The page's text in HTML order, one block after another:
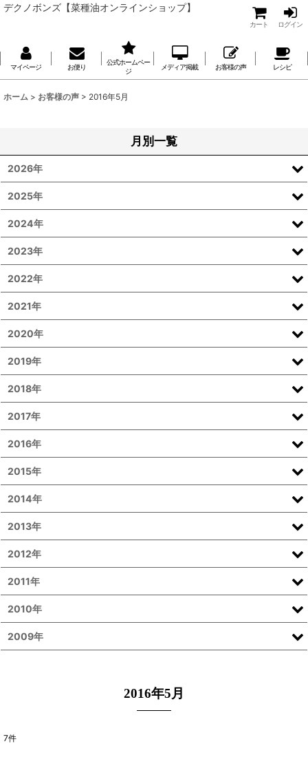
デクノボンズ【菜種油オンラインショップ】
カート ログイン
マイページ お便り
公式ホームペー
ジ
メディア掲載 お客様の声 レシピ
ホーム > お客様の声 > 2016年5月
2016年5月
7件
月別一覧
2026年
2025年
2024年
2023年
2022年
2021年
2020年
2019年
2018年
2017年
2016年
2015年
2014年
2013年
2012年
2011年
2010年
2009年